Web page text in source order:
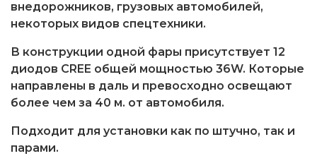
внедорожников, грузовых автомобилей,
некоторых видов спецтехники.
В конструкции одной фары присутствует 12
диодов CREE общей мощностью 36W. Которые
направлены в даль и превосходно освещают
более чем за 40 м. от автомобиля.
Подходит для установки как по штучно, так и
парами.